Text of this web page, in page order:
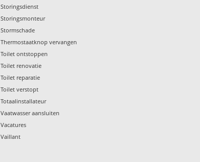
Storingsdienst
Storingsmonteur
Stormschade
Thermostaatknop vervangen
Toilet ontstoppen
Toilet renovatie
Toilet reparatie
Toilet verstopt
Totaalinstallateur
Vaatwasser aansluiten
Vacatures
Vaillant